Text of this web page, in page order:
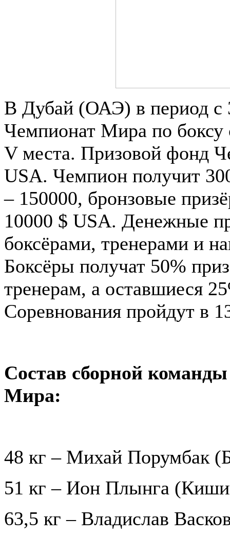
В Дубай (ОАЭ) в период с
Чемпионат Мира по
V места. Призовой фонд
USA. Чемпион получит
– 150000, бронзовые
10000 $ USA. Денежные
боксёрами, тренерами и
Боксёры получат 50%
тренерам, а оставшиеся
Соревнования пройдут в
Состав сборной
Мира:
48 кг – Михай Порумбак
51 кг – Ион Плынга
63,5 кг – Владислав